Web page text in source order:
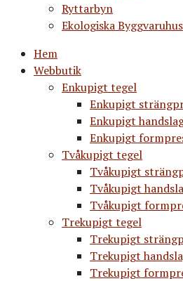
Ryttarbyn
Ekologiska
Hem
Webbutik
Enkupigt tegel
Enkupigt
Enkupigt
Enkupigt
Tvåkupigt tegel
Tvåkupigt
Tvåkupigt
Tvåkupigt
Trekupigt tegel
Trekupigt
Trekupigt
Trekupigt